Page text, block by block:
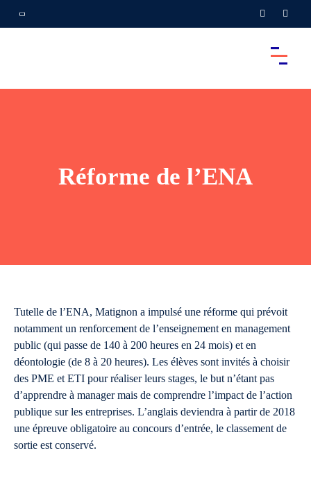
Réforme de l’ENA
Tutelle de l’ENA, Matignon a impulsé une réforme qui prévoit
notamment un renforcement de l’enseignement en management
public (qui passe de 140 à 200 heures en 24 mois) et en
déontologie (de 8 à 20 heures). Les élèves sont invités à choisir
des PME et ETI pour réaliser leurs stages, le but n’étant pas
d’apprendre à manager mais de comprendre l’impact de l’action
publique sur les entreprises. L’anglais deviendra à partir de 2018
une épreuve obligatoire au concours d’entrée, le classement de
sortie est conservé.